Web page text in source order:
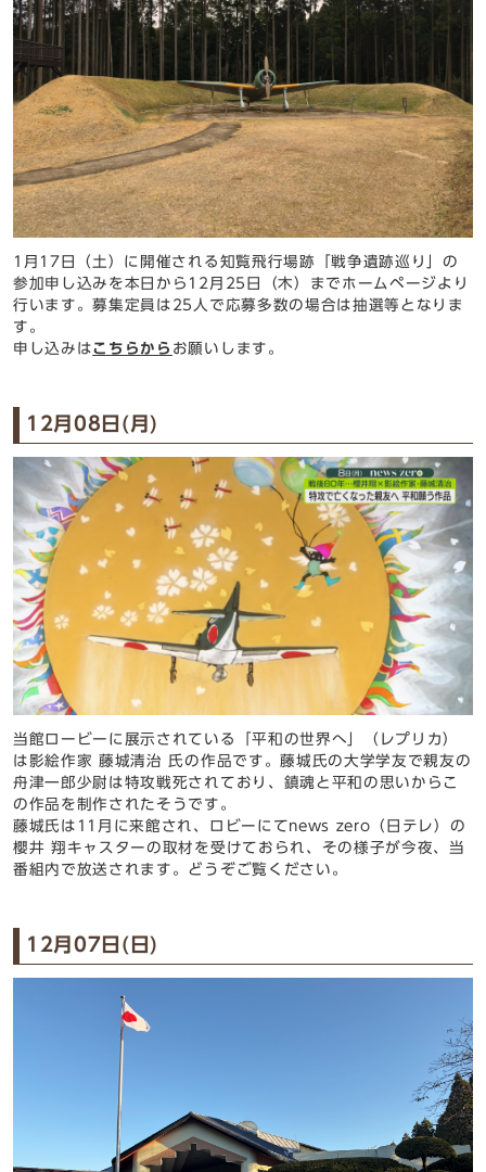
1月17日（土）に開催される知覧飛行場跡「戦争遺跡巡り」の
参加申し込みを本日から12月25日（木）までホームページより
行います。募集定員は25人で応募多数の場合は抽選等となりま
す。
申し込みはこちらから お願いします。
12月08日(月)
当館ロービーに展示されている「平和の世界へ」（レプリカ）
は影絵作家 藤城清治 氏の作品です。藤城氏の大学学友で親友の
舟津一郎少尉は特攻戦死されており、鎮魂と平和の思いからこ
の作品を制作されたそうです。
藤城氏は11月に来館され、ロビーにてnews zero（日テレ）の
櫻井 翔キャスターの取材を受けておられ、その様子が今夜、当
番組内で放送されます。どうぞご覧ください。
12月07日(日)